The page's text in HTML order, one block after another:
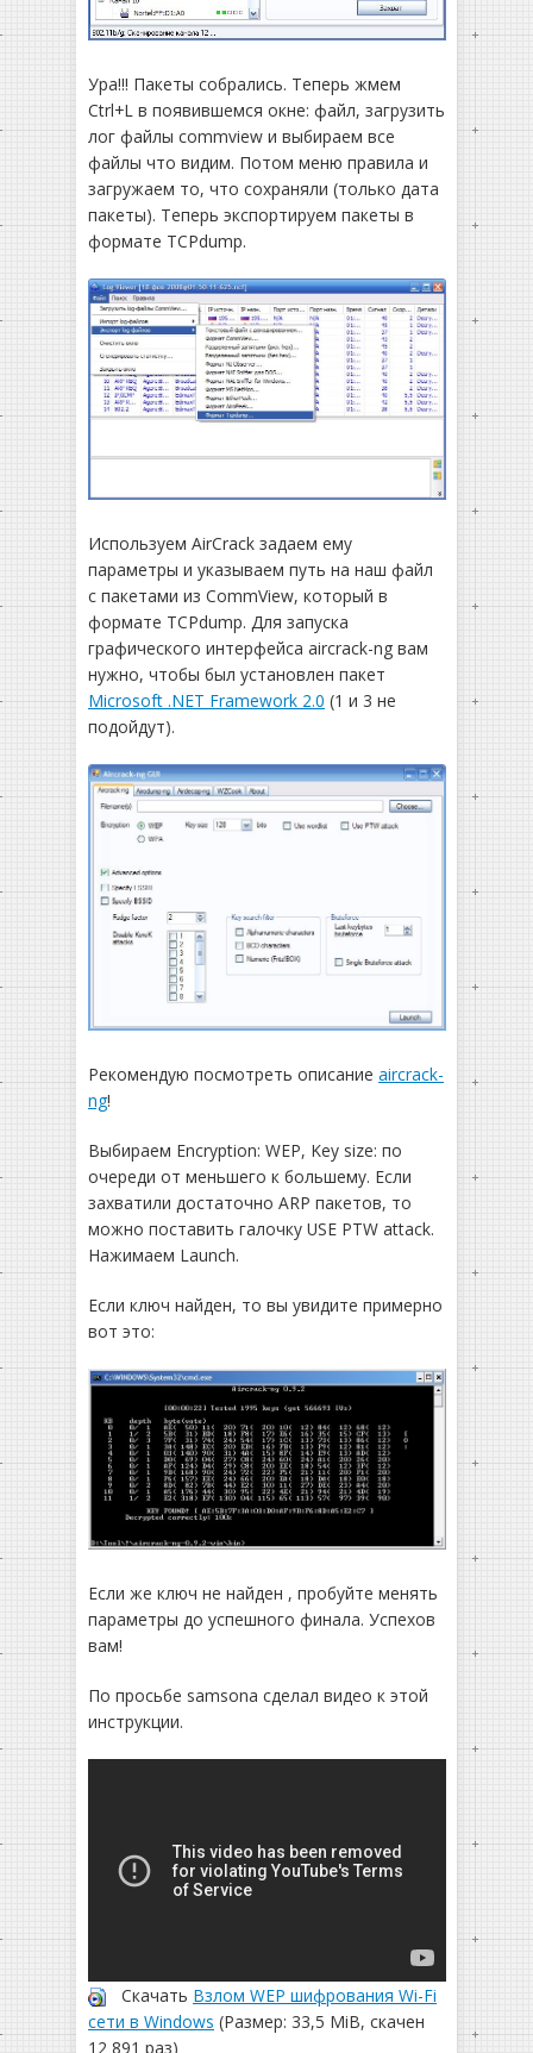
Ура!!! Пакеты собрались. Теперь жмем
Ctrl+L в появившемся окне: файл, загрузить
лог файлы commview и выбираем все
файлы что видим. Потом меню правила и
загружаем то, что сохраняли (только дата
пакеты). Теперь экспортируем пакеты в
формате TCPdump.
Используем AirCrack задаем ему
параметры и указываем путь на наш файл
с пакетами из CommView, который в
формате TCPdump. Для запуска
графического интерфейса aircrack-ng вам
нужно, чтобы был установлен пакет
Microsoft .NET Framework 2.0 (1 и 3 не
подойдут).
Рекомендую посмотреть описание aircrack-
ng!
Выбираем Encryption: WEP, Key size: по
очереди от меньшего к большему. Если
захватили достаточно ARP пакетов, то
можно поставить галочку USE PTW attack.
Нажимаем Launch.
Если ключ найден, то вы увидите примерно
вот это:
Если же ключ не найден , пробуйте менять
параметры до успешного финала. Успехов
вам!
По просьбе samsona сделал видео к этой
инструкции.
Скачать Взлом WEP шифрования Wi-Fi
сети в Windows (Размер: 33,5 MiB, скачен
12 891 раз)